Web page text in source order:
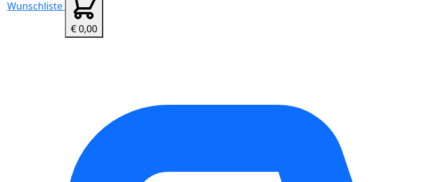
Wunschliste
€ 0,00